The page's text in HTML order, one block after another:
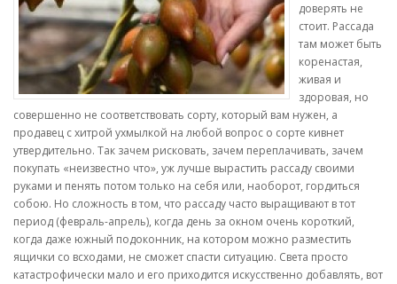
доверять не
стоит. Рассада
там может быть
коренастая,
живая и
здоровая, но
совершенно не соответствовать сорту, который вам нужен, а
продавец с хитрой ухмылкой на любой вопрос о сорте кивнет
утвердительно. Так зачем рисковать, зачем переплачивать, зачем
покупать «неизвестно что», уж лучше вырастить рассаду своими
руками и пенять потом только на себя или, наоборот, гордиться
собою. Но сложность в том, что рассаду часто выращивают в тот
период (февраль-апрель), когда день за окном очень короткий,
когда даже южный подоконник, на котором можно разместить
ящички со всходами, не сможет спасти ситуацию. Света просто
катастрофически мало и его приходится искусственно добавлять, вот